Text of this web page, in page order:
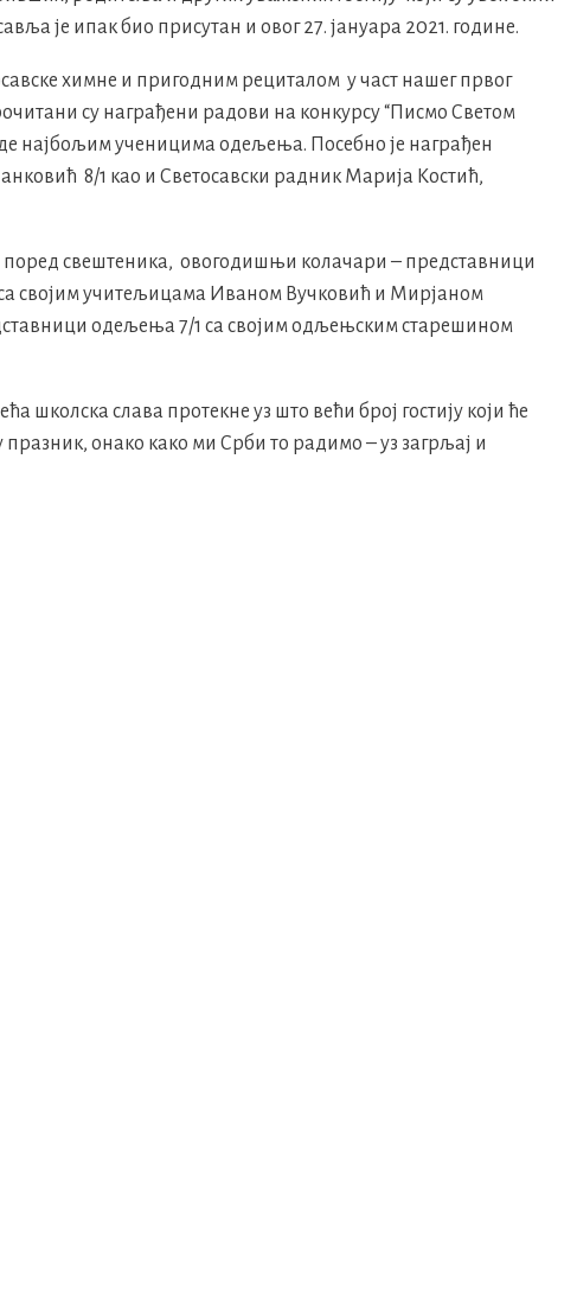
је ипак био присутан и овог 27. јануара 2021. године.
химне и пригодним рециталом у част нашег првог
су награђени радови на конкурсу “Писмо Светом
најбољим ученицима одељења. Посебно је награђен
8/1 као и Светосавски радник Марија Костић,
поред свештеника, овогодишњи колачари – представници
својим учитељицама Иваном Вучковић и Мирјаном
одељења 7/1 са својим одљењским старешином
школска слава протекне уз што већи број гостију који ће
онако како ми Срби то радимо – уз загрљај и